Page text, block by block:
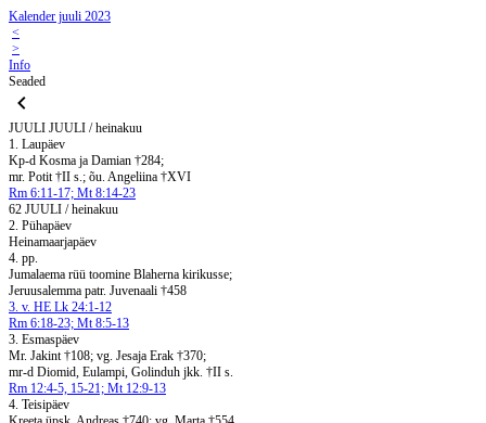
Kalender juuli 2023
<
>
Info
Seaded
JUULI JUULI / heinakuu
1. Laupäev
Kp-d Kosma ja Damian †284;
mr. Potit †II s.; õu. Angeliina †XVI
Rm 6:11-17; Mt 8:14-23
62 JUULI / heinakuu
2. Pühapäev
Heinamaarjapäev
4. pp.
Jumalaema rüü toomine Blaherna kirikusse;
Jeruusalemma patr. Juvenaali †458
3. v. HE Lk 24:1-12
Rm 6:18-23; Mt 8:5-13
3. Esmaspäev
Mr. Jakint †108; vg. Jesaja Erak †370;
mr-d Diomid, Eulampi, Golinduh jkk. †II s.
Rm 12:4-5, 15-21; Mt 12:9-13
4. Teisipäev